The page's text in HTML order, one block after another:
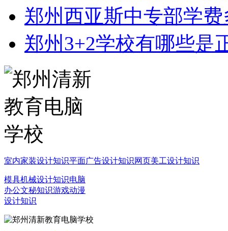
郑州西亚斯中专部学
郑州3+2学校有哪些是
室内家装设计知识平面广告设计知识网页美工设计知识
模具机械设计知识电脑
办公文秘知识游戏动漫
设计知识